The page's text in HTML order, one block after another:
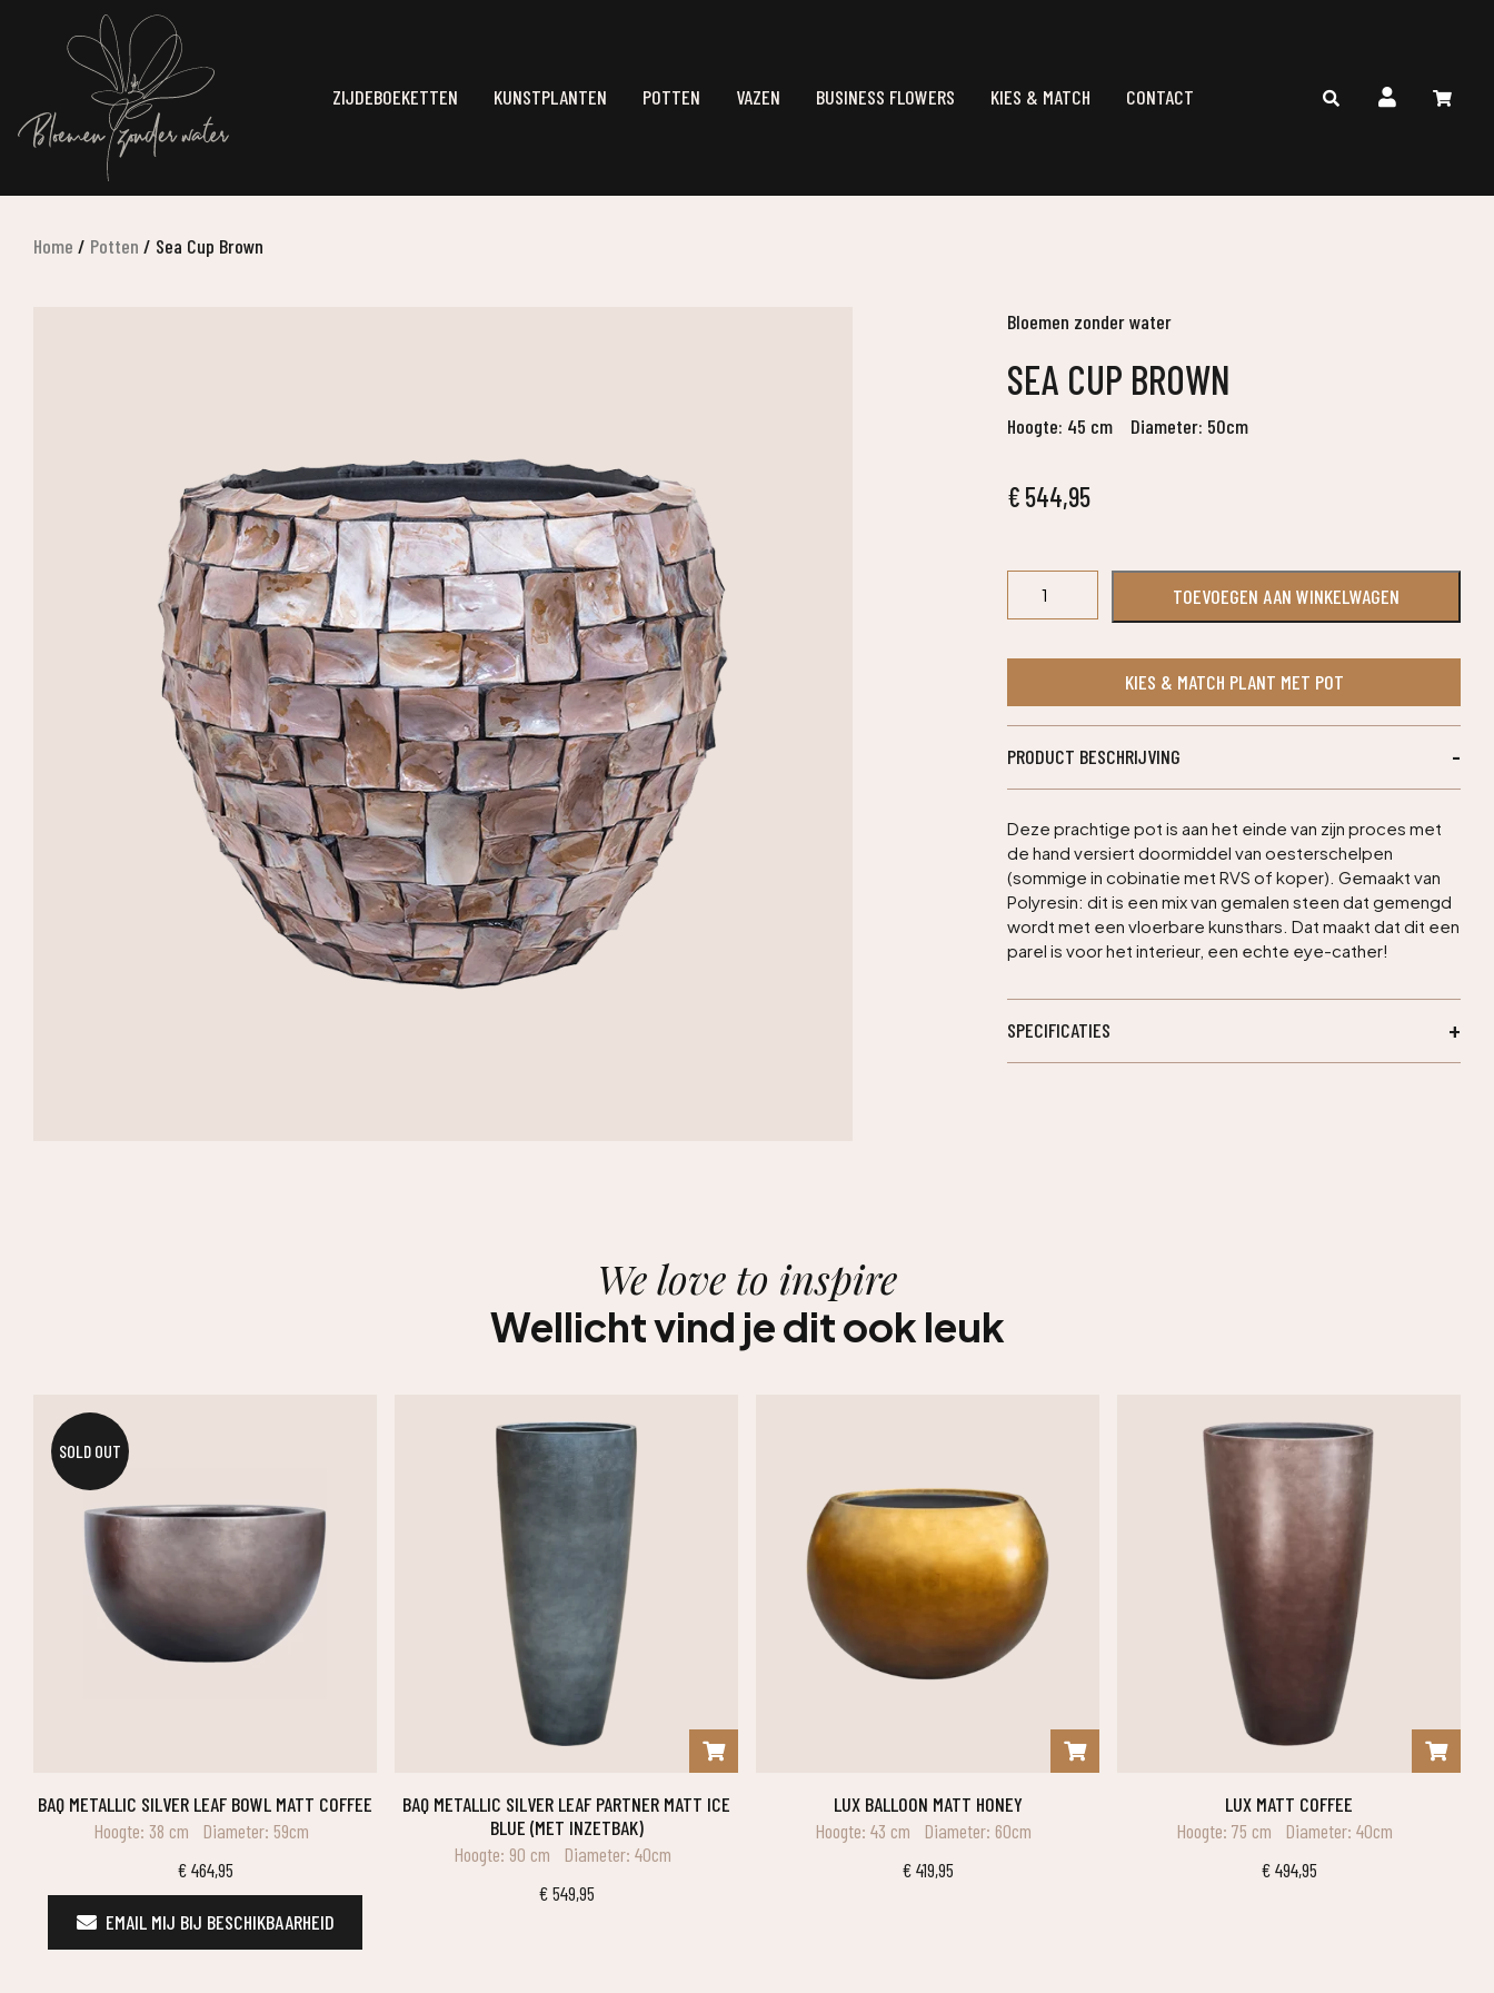
ZIJDEBOEKETTEN KUNSTPLANTEN POTTEN VAZEN BUSINESS FLOWERS KIES & MATCH CONTACT
Home / Potten / Sea Cup Brown
Bloemen zonder water
SEA CUP BROWN
Hoogte: 45 cm Diameter: 50cm
€ 544,95
aantal
TOEVOEGEN AAN WINKELWAGEN
KIES & MATCH PLANT MET POT
PRODUCT BESCHRIJVING
Deze prachtige pot is aan het einde van zijn proces met
de hand versiert doormiddel van oesterschelpen
(sommige in cobinatie met RVS of koper). Gemaakt van
Polyresin: dit is een mix van gemalen steen dat gemengd
wordt met een vloerbare kunsthars. Dat maakt dat dit een
parel is voor het interieur, een echte eye-cather!
SPECIFICATIES
We love to inspire
Wellicht vind je dit ook leuk
SOLD OUT
BAQ METALLIC SILVER LEAF BOWL MATT COFFEE
Hoogte: 38 cm
Diameter: 59cm
€ 464,95
EMAIL MIJ BIJ BESCHIKBAARHEID
BAQ METALLIC SILVER LEAF PARTNER MATT ICE
BLUE (MET INZETBAK)
Hoogte: 90 cm
Diameter: 40cm
€ 549,95
LUX BALLOON MATT HONEY
Hoogte: 43 cm
Diameter: 60cm
€ 419,95
LUX MATT COFFEE
Hoogte: 75 cm
Diameter: 40cm
€ 494,95